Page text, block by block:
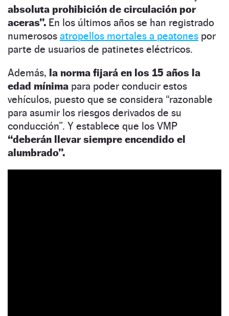
absoluta prohibición de circulación por
aceras”. En los últimos años se han registrado
numerosos atropellos mortales a peatones por
parte de usuarios de patinetes eléctricos.
Además, la norma fijará en los 15 años la
edad mínima para poder conducir estos
vehículos, puesto que se considera “razonable
para asumir los riesgos derivados de su
conducción”. Y establece que los VMP
“deberán llevar siempre encendido el
alumbrado”.